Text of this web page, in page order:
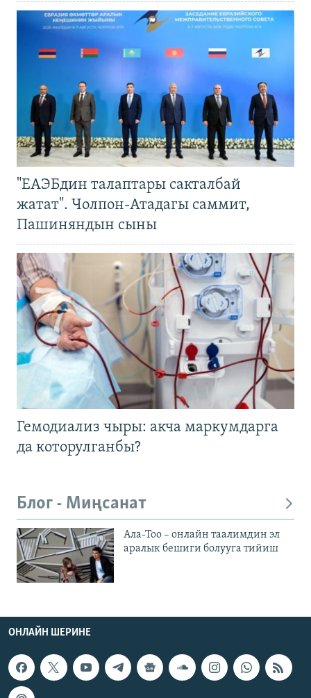
"ЕАЭБдин талаптары сакталбай
жатат". Чолпон-Атадагы саммит,
Пашиняндын сыны
Гемодиализ чыры: акча маркумдарга
да которулганбы?
Блог - Миңсанат
Ала-Тоо – онлайн таалимдин эл
аралык бешиги болууга тийиш
ОНЛАЙН ШЕРИНЕ